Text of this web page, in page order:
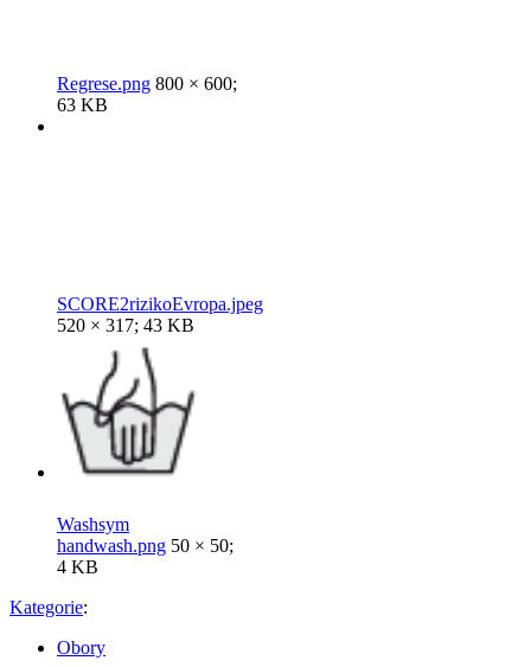
Regrese.png 800 × 600;
63 KB
SCORE2rizikoEvropa.jpeg
520 × 317; 43 KB
Washsym
handwash.png 50 × 50;
4 KB
Kategorie:
Obory